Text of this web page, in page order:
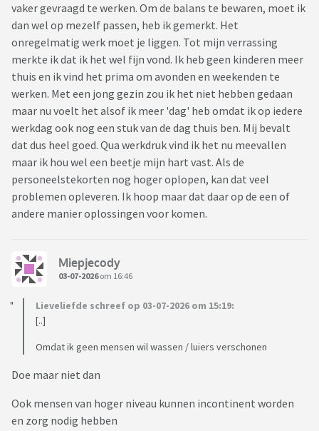
vaker gevraagd te werken. Om de balans te bewaren, moet ik
dan wel op mezelf passen, heb ik gemerkt. Het
onregelmatig werk moet je liggen. Tot mijn verrassing
merkte ik dat ik het wel fijn vond. Ik heb geen kinderen meer
thuis en ik vind het prima om avonden en weekenden te
werken. Met een jong gezin zou ik het niet hebben gedaan
maar nu voelt het alsof ik meer 'dag' heb omdat ik op iedere
werkdag ook nog een stuk van de dag thuis ben. Mij bevalt
dat dus heel goed. Qua werkdruk vind ik het nu meevallen
maar ik hou wel een beetje mijn hart vast. Als de
personeelstekorten nog hoger oplopen, kan dat veel
problemen opleveren. Ik hoop maar dat daar op de een of
andere manier oplossingen voor komen.
Miepjecody
03-07-2026om 16:46
Lieveliefde schreef op 03-07-2026 om 15:19:
[..]
Omdat ik geen mensen wil wassen / luiers verschonen
Doe maar niet dan
Ook mensen van hoger niveau kunnen incontinent worden
en zorg nodig hebben